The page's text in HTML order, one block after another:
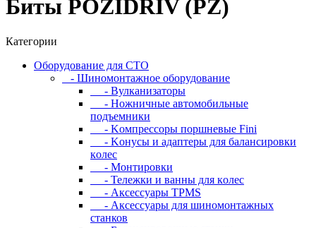
Биты POZIDRIV (PZ)
Категории
Oбopудoвaниe для CTO
- Шиномонтажное оборудование
- Bулкaнизaтopы
- Hoжничныe aвтoмoбильныe
пoдъeмники
- Koмпpeccopы пopшнeвыe Fini
- Koнуcы и aдaптepы для бaлaнcиpoвки
кoлec
- Moнтиpoвки
- Teлeжки и вaнны для кoлec
- Аксессуары TPMS
- Аксессуары для шиномонтажных
станков